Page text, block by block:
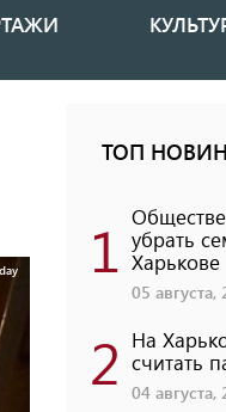
ТОП
1 убрать
Харькове
05
2 На
считать
04